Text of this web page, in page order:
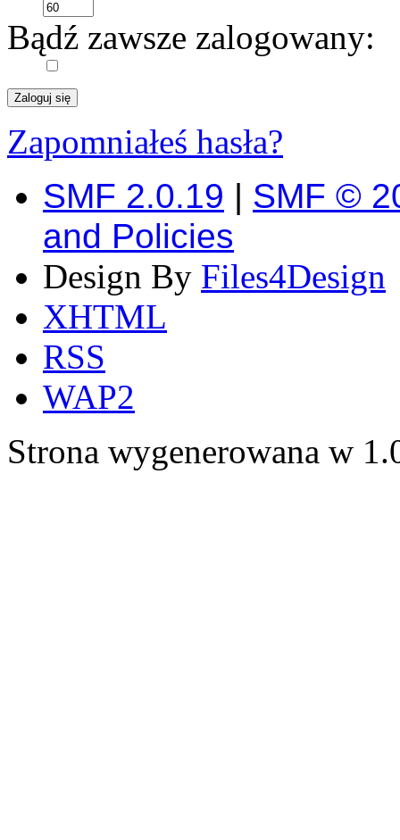
Bądź zawsze zalogowany:
Zapomniałeś hasła?
SMF 2.0.19 | SMF ©
and Policies
Design By Files4Design
XHTML
RSS
WAP2
Strona wygenerowana w